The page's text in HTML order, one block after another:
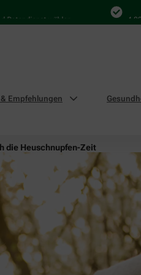
wählen 4.000 Mal
Empfehlungen
die Heuschnupfen-Zeit